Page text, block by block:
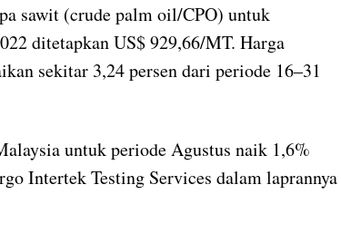
sawit (crude palm oil/CPO) untuk
ditetapkan US$ 929,66/MT. Harga
sekitar 3,24 persen dari periode 16–31
untuk periode Agustus naik 1,6%
Intertek Testing Services dalam laprannya